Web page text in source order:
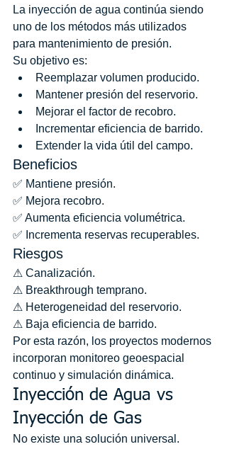
La inyección de agua continúa siendo
uno de los métodos más utilizados
para mantenimiento de presión.
Su objetivo es:
Reemplazar volumen producido.
Mantener presión del reservorio.
Mejorar el factor de recobro.
Incrementar eficiencia de barrido.
Extender la vida útil del campo.
Beneficios
✅ Mantiene presión.
✅ Mejora recobro.
✅ Aumenta eficiencia volumétrica.
✅ Incrementa reservas recuperables.
Riesgos
⚠ Canalización.
⚠ Breakthrough temprano.
⚠ Heterogeneidad del reservorio.
⚠ Baja eficiencia de barrido.
Por esta razón, los proyectos modernos
incorporan monitoreo geoespacial
continuo y simulación dinámica.
Inyección de Agua vs
Inyección de Gas
No existe una solución universal.